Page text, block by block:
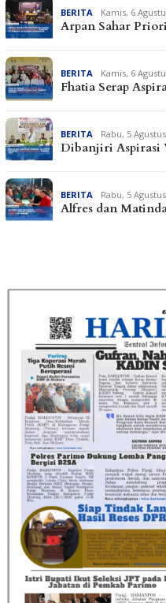
BERITA Kamis, 6
Arpan Sahar
BERITA Kamis, 6
Fhatia Serap
BERITA Rabu, 5
Dibanjiri Aspirasi
BERITA Rabu, 5
Alfres dan